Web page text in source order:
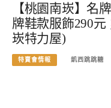
【桃園南崁】名
牌鞋款服飾290
崁特力屋)
特賣會情報 凱西跳跳糖